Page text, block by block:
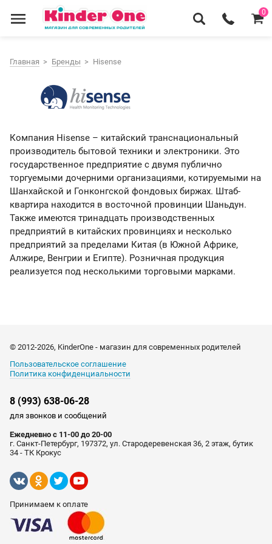
Главная Бренды Hisense
Компания Hisense – китайский транснациональный
производитель бытовой техники и электроники. Это
государственное предприятие с двумя публично
торгуемыми дочерними организациями, котируемыми на
Шанхайской и Гонконгской фондовых биржах. Штаб-
квартира находится в восточной провинции Шаньдун.
Также имеются тринадцать производственных
предприятий в китайских провинциях и несколько
предприятий за пределами Китая (в Южной Африке,
Алжире, Венгрии и Египте). Розничная продукция
реализуется под несколькими торговыми марками.
© 2012-2026, KinderOne - магазин для современных родителей
Пользовательское соглашение
Политика конфиденциальности
8 (993) 638-06-28
для звонков и сообщений
Ежедневно с 11-00 до 20-00
г. Санкт-Петербург, 197372, ул. Стародеревенская 36, 2 этаж, бутик
34 - ТК Крокус
Принимаем к оплате
0